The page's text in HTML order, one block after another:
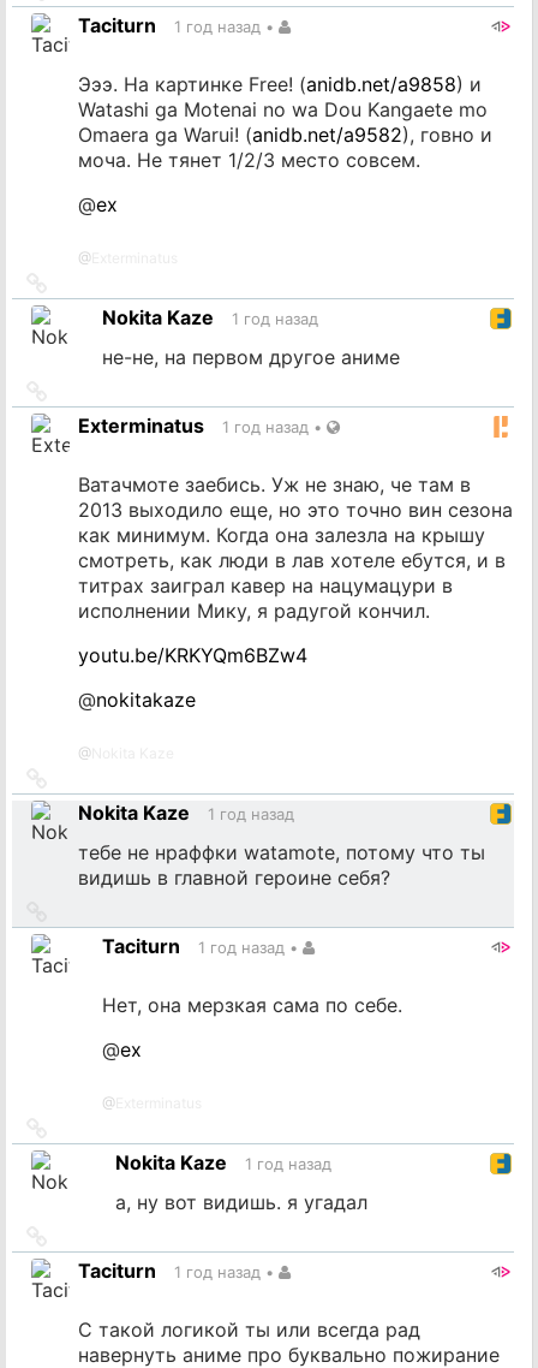
на
источник
Taciturn 1 год назад •
Эээ. На картинке Free! (anidb.net/a9858) и
Watashi ga Motenai no wa Dou Kangaete mo
Omaera ga Warui! (anidb.net/a9582), говно и
моча. Не тянет 1/2/3 место совсем.
@ex
@
на
источникNokita Kaze 1 год назад
не-не, на первом другое аниме
на
источник
Exterminatus 1 год назад •
Ватачмоте заебись. Уж не знаю, че там в
2013 выходило еще, но это точно вин сезона
как минимум. Когда она залезла на крышу
смотреть, как люди в лав хотеле ебутся, и в
титрах заиграл кавер на нацумацури в
исполнении Мику, я радугой кончил.
youtu.be/KRKYQm6BZw4
@nokitakaze
@
на
источник
Nokita Kaze 1 год назад
тебе не нраффки watamote, потому что ты
видишь в главной героине себя?
на
источникTaciturn 1 год назад •
Нет, она мерзкая сама по себе.
@ex
@
на
источникNokita Kaze 1 год назад
а, ну вот видишь. я угадал
на
источник
Taciturn 1 год назад •
С такой логикой ты или всегда рад
навернуть аниме про буквально пожирание